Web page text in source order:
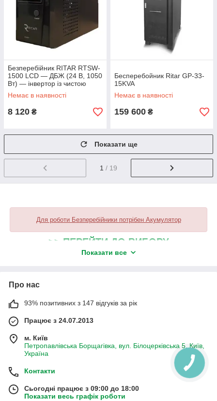
Безперебійник RITAR RTSW-
1500 LCD — ДБЖ (24 В, 1050
Вт) — інвертор із чистою
синусоїдою
Немає в наявності
8 120 ₴
Бесперебойник Ritar GP-33-
15KVA
Немає в наявності
159 600 ₴
Показати ще
1 / 19
Для роботи Безперебійники потрібен Акумулятор
>> ПЕРЕЙТИ ДО ВИБОРУ
АКУМУЛЯТОРІВ <<
Показати все
Про нас
93% позитивних з 147 відгуків за рік
Працює з 24.07.2013
м. Київ
Петропавлівська Борщагівка, вул. Білоцерківська 5, Київ,
Україна
Контакти
Сьогодні працює з 09:00 до 18:00
Показати весь графік роботи